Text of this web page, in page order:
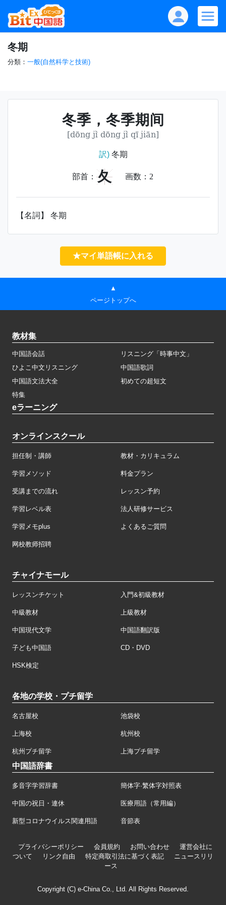
冬期
分類： 一般(自然科学と技術)
冬季，冬季期间
[dōng jì dōng jì qī jiān]
訳)冬期
部首： 夂 画数： 2
【名詞】 冬期
★マイ単語帳に入れる
▲
ページトップへ
教材集
中国語会話
リスニング「時事中文」
ひよこ中文リスニング
中国語歌詞
中国語文法大全
初めての超短文
特集
eラーニング
オンラインスクール
担任制・講師 教材・カリキュラム
学習メソッド 料金プラン
受講までの流れ レッスン予約
学習レベル表 法人研修サービス
学習メモplus よくあるご質問
网校教师招聘
チャイナモール
レッスンチケット 入門&初級教材
中級教材 上級教材
中国現代文学 中国語翻訳版
子ども中国語 CD・DVD
HSK検定
各地の学校・プチ留学
名古屋校 池袋校
上海校 杭州校
杭州プチ留学 上海プチ留学
中国語辞書
多音字学習辞書 簡体字·繁体字対照表
中国の祝日・連休 医療用語（常用編）
新型コロナウイルス関連用語 音節表
プライバシーポリシー 会員規約 お問い合わせ
運営会社に
ついて
リンク自由 特定商取引法に基づく表記
ニュースリリ
ース
Copyright (C) e-China Co., Ltd. All Rights Reserved.